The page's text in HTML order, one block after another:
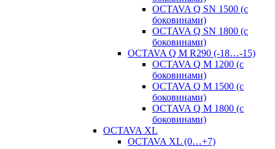
OCTAVA Q SN 1500 (с
боковинами)
OCTAVA Q SN 1800 (с
боковинами)
OCTAVA Q M R290 (-18…-15)
OСTAVA Q M 1200 (с
боковинами)
OСTAVA Q M 1500 (с
боковинами)
OСTAVA Q M 1800 (с
боковинами)
OCTAVA XL
OCTAVA XL (0…+7)